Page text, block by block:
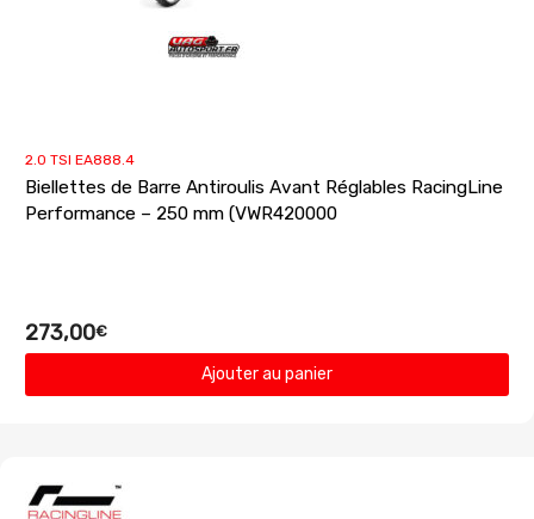
2.0 TSI EA888.4
Biellettes de Barre Antiroulis Avant Réglables RacingLine
Performance – 250 mm (VWR420000
273,00€
Ajouter au panier